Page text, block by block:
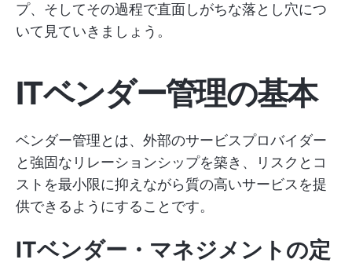
プ、そしてその過程で直面しがちな落とし穴につ
いて見ていきましょう。
ITベンダー管理の基本
ベンダー管理とは、外部のサービスプロバイダー
と強固なリレーションシップを築き、リスクとコ
ストを最小限に抑えながら質の高いサービスを提
供できるようにすることです。
ITベンダー・マネジメントの定